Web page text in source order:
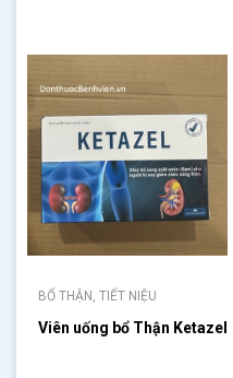
BỔ THẬN, TIẾT NIỆU
Viên uống bổ Thận Ketazel